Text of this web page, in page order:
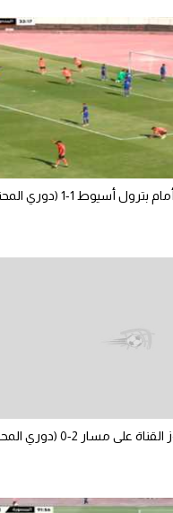
1-1 (دوري المحترفين)
2-0 (دوري المحترفين)